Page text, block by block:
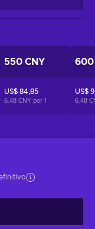
550 CNY
US$ 84,85
6.48 CNY por 1
600
US$
6.48